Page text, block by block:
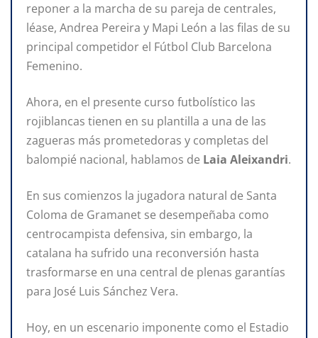
reponer a la marcha de su pareja de centrales,
léase, Andrea Pereira y Mapi León a las filas de su
principal competidor el Fútbol Club Barcelona
Femenino.
Ahora, en el presente curso futbolístico las
rojiblancas tienen en su plantilla a una de las
zagueras más prometedoras y completas del
balompié nacional, hablamos de Laia Aleixandri.
En sus comienzos la jugadora natural de Santa
Coloma de Gramanet se desempeñaba como
centrocampista defensiva, sin embargo, la
catalana ha sufrido una reconversión hasta
trasformarse en una central de plenas garantías
para José Luis Sánchez Vera.
Hoy, en un escenario imponente como el Estadio